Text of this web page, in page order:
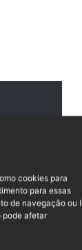
cookies para
para essas
de navegação ou
pode afetar